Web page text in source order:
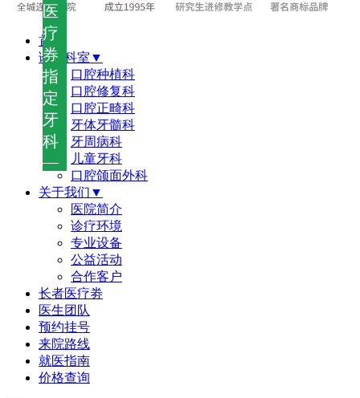
医
疗
券
指
定
牙
科
—
首页
诊疗科室▼
口腔种植科
口腔修复科
口腔正畸科
牙体牙髓科
牙周病科
儿童牙科
口腔颌面外科
关于我们▼
医院简介
诊疗环境
专业设备
公益活动
合作客户
长者医疗劵
医生团队
预约挂号
来院路线
就医指南
价格查询